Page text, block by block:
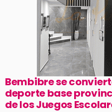
Bembibre se
deporte base
de los Juegos